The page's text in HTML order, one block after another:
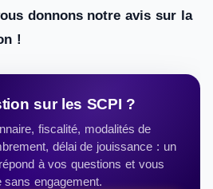
donnons notre avis sur la
!
sur les SCPI ?
fiscalité, modalités de
délai de jouissance : un
à vos questions et vous
sans engagement.